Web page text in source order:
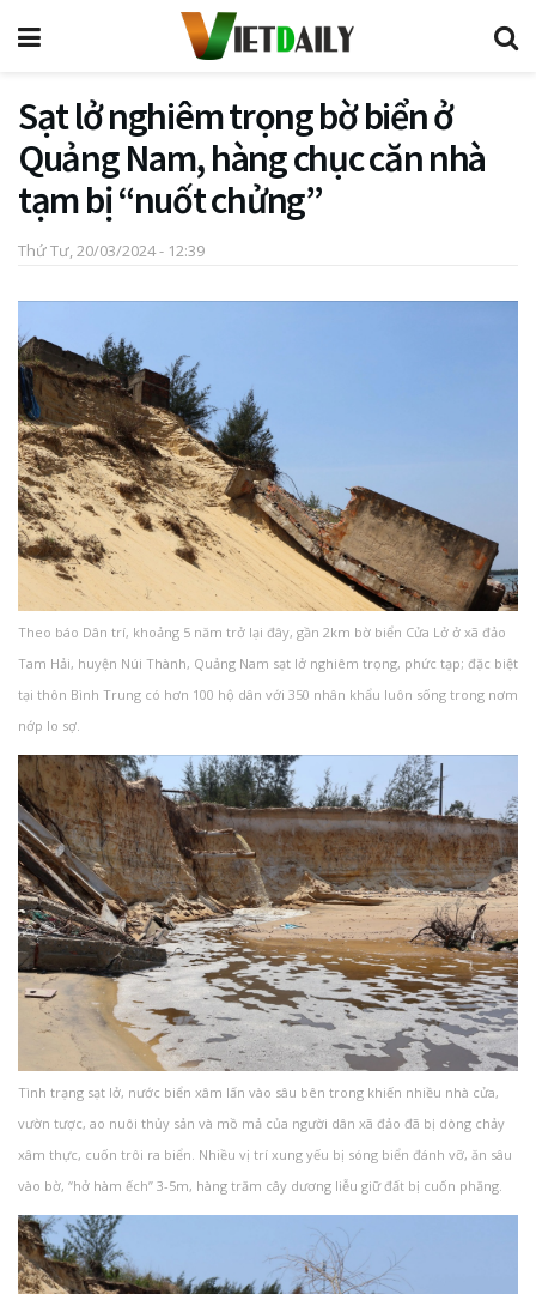
Sạt lở nghiêm trọng bờ biển ở
Quảng Nam, hàng chục căn nhà
tạm bị “nuốt chửng”
Thứ Tư, 20/03/2024 - 12:39
Theo báo Dân trí, khoảng 5 năm trở lại đây, gần 2km bờ biển Cửa Lở ở xã đảo
Tam Hải, huyện Núi Thành, Quảng Nam sạt lở nghiêm trọng, phức tạp; đặc biệt
tại thôn Bình Trung có hơn 100 hộ dân với 350 nhân khẩu luôn sống trong nơm
nớp lo sợ.
Tình trạng sạt lở, nước biển xâm lấn vào sâu bên trong khiến nhiều nhà cửa,
vườn tược, ao nuôi thủy sản và mồ mả của người dân xã đảo đã bị dòng chảy
xâm thực, cuốn trôi ra biển. Nhiều vị trí xung yếu bị sóng biển đánh vỡ, ăn sâu
vào bờ, “hở hàm ếch” 3-5m, hàng trăm cây dương liễu giữ đất bị cuốn phăng.